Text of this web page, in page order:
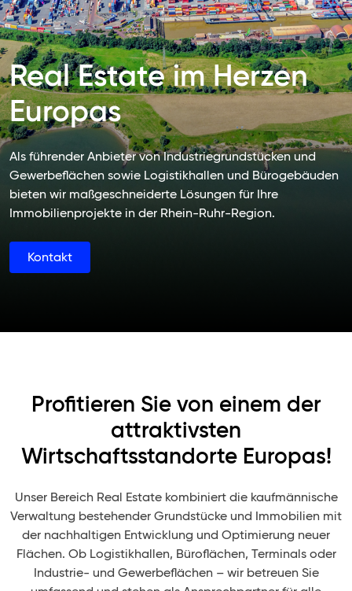
Real Estate im Herzen
Europas
Als führender Anbieter von Industriegrundstücken und
Gewerbeflächen sowie Logistikhallen und Bürogebäuden
bieten wir maßgeschneiderte Lösungen für Ihre
Immobilienprojekte in der Rhein-Ruhr-Region.
Kontakt
Profitieren Sie von einem der
attraktivsten
Wirtschaftsstandorte Europas!
Unser Bereich Real Estate kombiniert die kaufmännische
Verwaltung bestehender Grundstücke und Immobilien mit
der nachhaltigen Entwicklung und Optimierung neuer
Flächen. Ob Logistikhallen, Büroflächen, Terminals oder
Industrie- und Gewerbeflächen – wir betreuen Sie